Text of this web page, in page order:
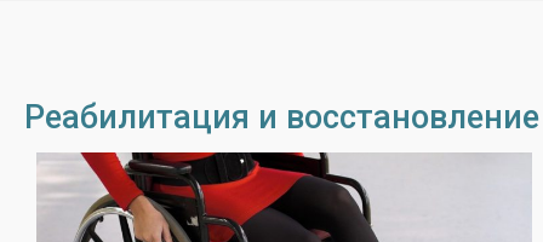
Реабилитация и